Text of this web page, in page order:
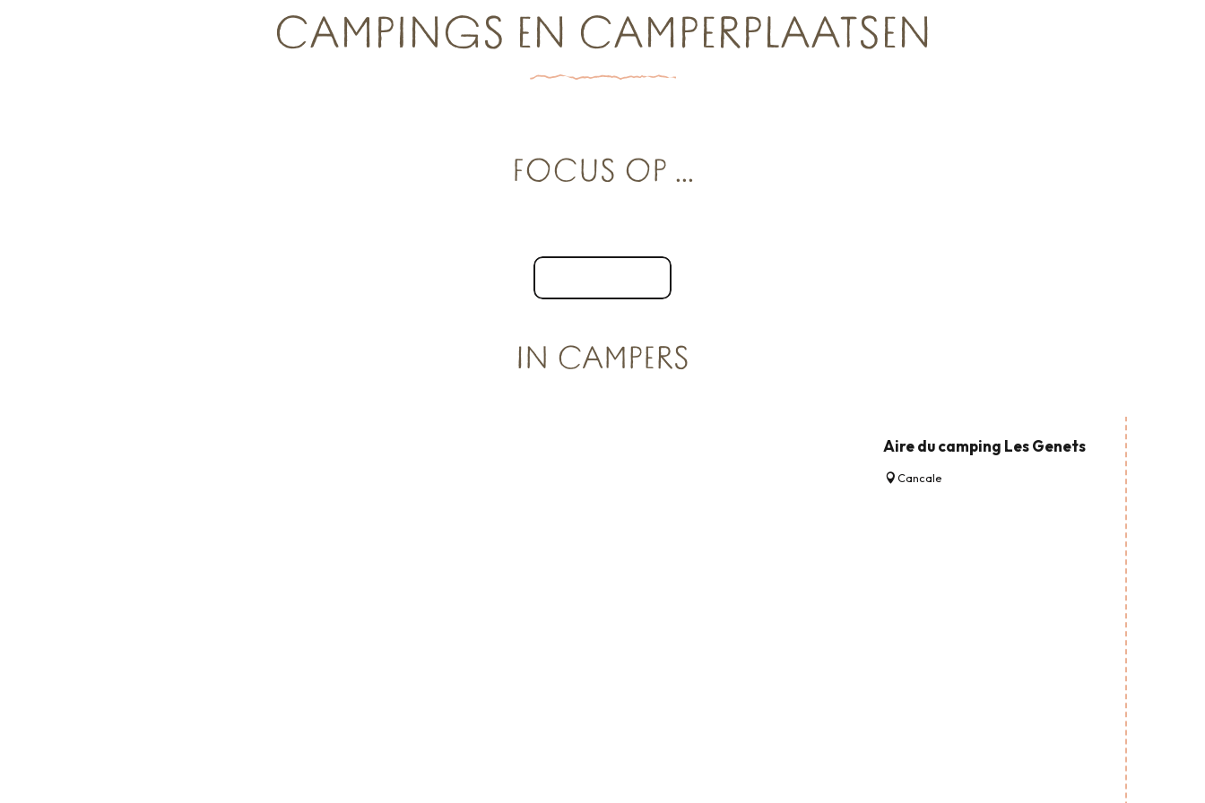
CAMPINGS EN CAMPERPLAATSEN
FOCUS OP ...
IN CAMPERS
Aire du camping Les Genets
Cancale